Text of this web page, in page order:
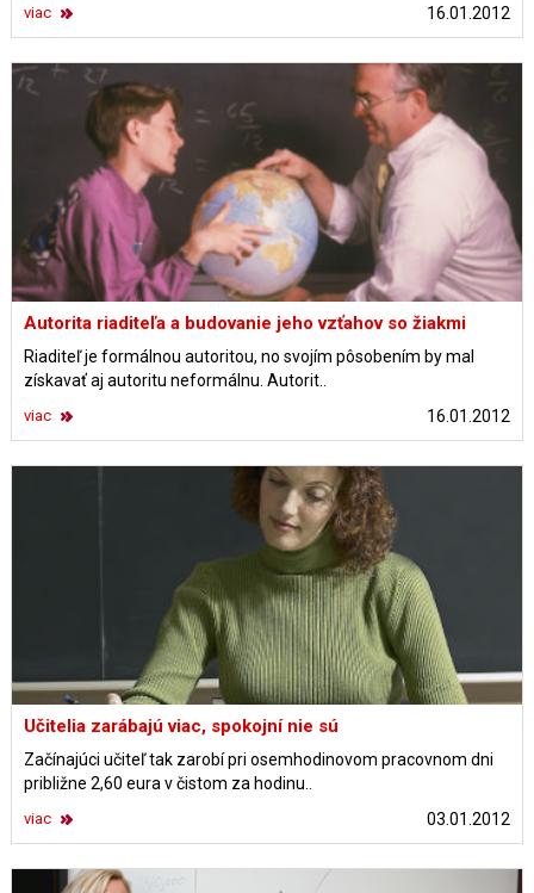
16.01.2012
viac
Autorita riaditeľa a budovanie jeho vzťahov so žiakmi
Riaditeľ je formálnou autoritou, no svojím pôsobením by mal
získavať aj autoritu neformálnu. Autorit..
16.01.2012
viac
Učitelia zarábajú viac, spokojní nie sú
Začínajúci učiteľ tak zarobí pri osemhodinovom pracovnom dni
približne 2,60 eura v čistom za hodinu..
03.01.2012
viac